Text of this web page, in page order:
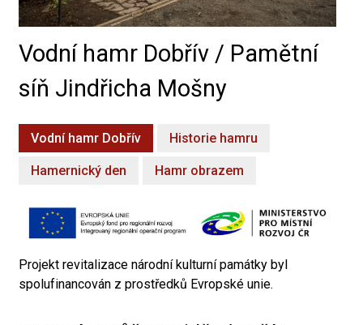
Vodní hamr Dobřív / Pamětní
síň Jindřicha Mošny
Vodní hamr Dobřív Historie hamru
Hamernický den Hamr obrazem
Projekt revitalizace národní kulturní památky byl
spolufinancován z prostředků Evropské unie.